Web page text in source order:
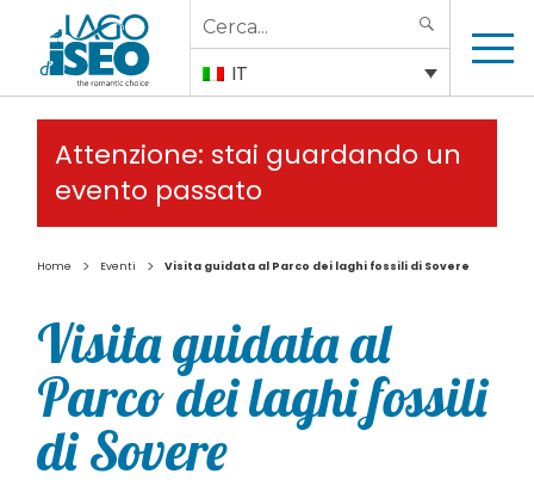
Search
for:
IT
Attenzione: stai guardando un
evento passato
Home > Eventi > Visita guidata al Parco dei laghi fossili di Sovere
Visita guidata al
Parco dei laghi fossili
di Sovere